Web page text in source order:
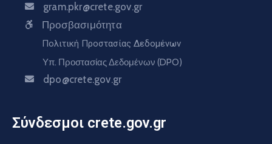
gram.pkr@crete.gov.gr
Προσβασιμότητα
Πολιτική Προστασίας Δεδομένων
Υπ. Προστασίας Δεδομένων (DPO)
dpo@crete.gov.gr
Σύνδεσμοι crete.gov.gr